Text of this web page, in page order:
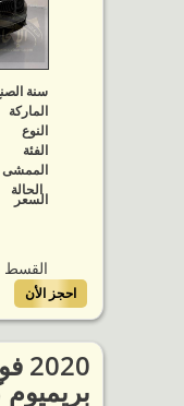
سنة
الماركة
النوع
الفئة
الممشى
الحالة
السعر
القسط
احجز الأن